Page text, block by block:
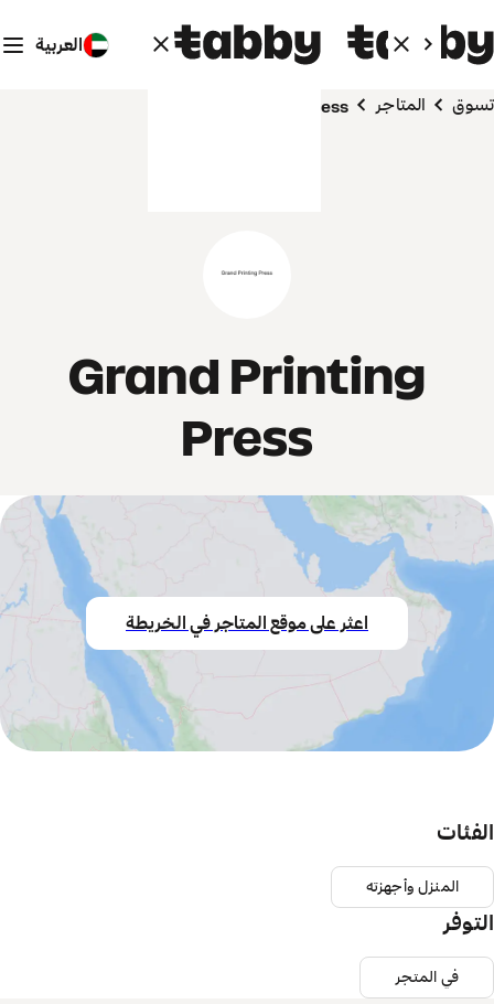
العربية
تسوق المتاجر Grand Printing Press
Grand Printing
Press
اعثر على موقع المتاجر في الخريطة
الفئات
المنزل وأجهزته
التوفر
في المتجر